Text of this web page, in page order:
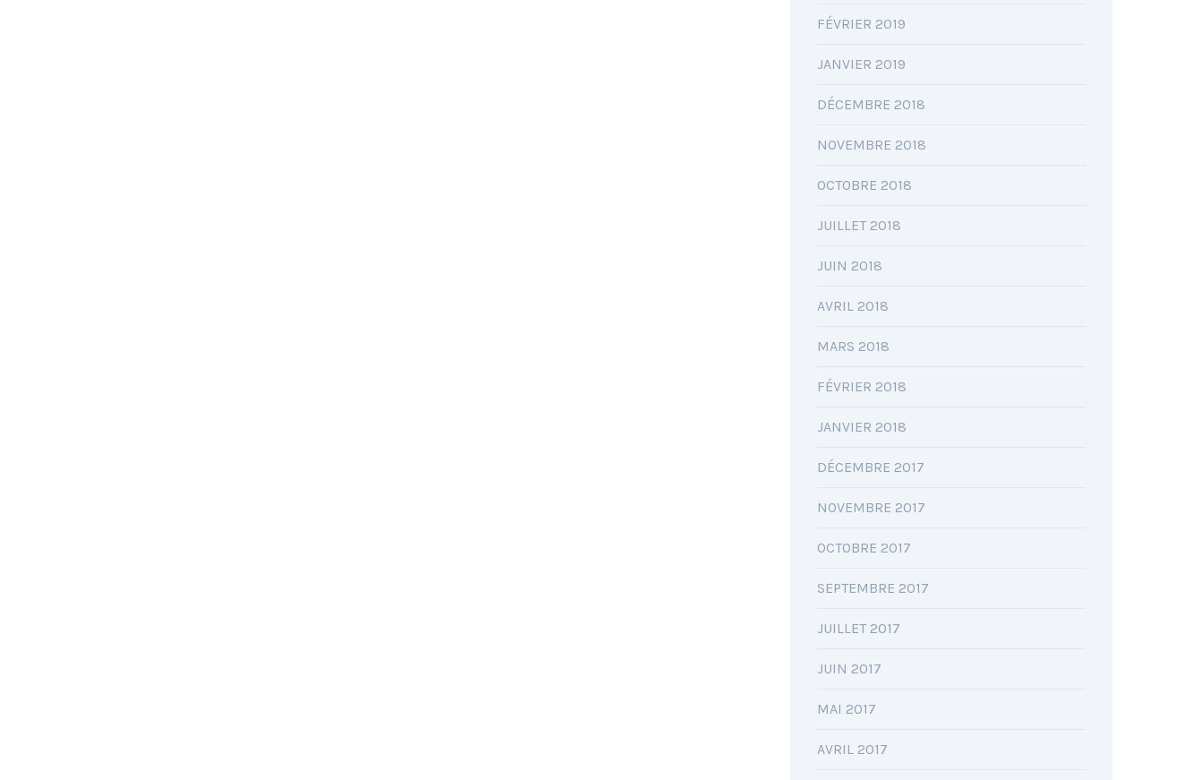
FÉVRIER 2019
JANVIER 2019
DÉCEMBRE 2018
NOVEMBRE 2018
OCTOBRE 2018
JUILLET 2018
JUIN 2018
AVRIL 2018
MARS 2018
FÉVRIER 2018
JANVIER 2018
DÉCEMBRE 2017
NOVEMBRE 2017
OCTOBRE 2017
SEPTEMBRE 2017
JUILLET 2017
JUIN 2017
MAI 2017
AVRIL 2017